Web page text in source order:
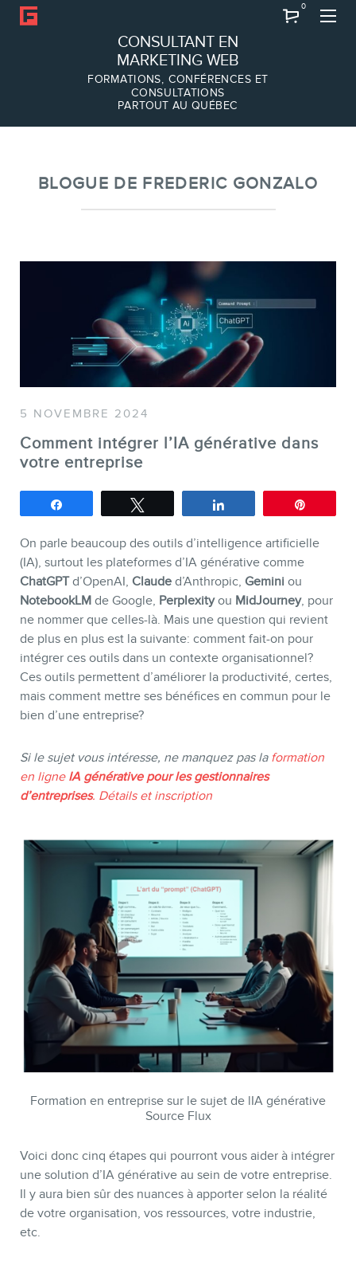
CONSULTANT EN
MARKETING WEB
FORMATIONS, CONFÉRENCES ET
CONSULTATIONS
PARTOUT AU QUÉBEC
0
À PROPOS
Équipe
SERVICES
Conférences
Formations marketing en
Formations marketing de
Consultations
Audits web (SEO) et IA
Ebooks
BOUTIQUE
BLOGUE
BLOGUE DE FREDERIC GONZALO
5 NOVEMBRE 2024
Comment intégrer l’IA générative dans
votre entreprise
On parle beaucoup des outils d’intelligence artificielle
(IA), surtout les plateformes d’IA générative comme
ChatGPTd’OpenAI, Claude d’Anthropic, Gemini ou
NotebookLM de Google, Perplexityou MidJourney, pour
ne nommer que celles-là. Mais une question qui revient
de plus en plus est la suivante: comment fait-on pour
intégrer ces outils dans un contexte organisationnel?
Ces outils permettent d’améliorer la productivité, certes,
mais comment mettre ses bénéfices en commun pour le
bien d’une entreprise?
Si le sujet vous intéresse, ne manquez pas la formation
en ligne IA générative pour les gestionnaires
d’entreprises. Détails et inscription
Formation en entreprise sur le sujet de lIA générative
Source Flux
Voici donc cinq étapes qui pourront vous aider à intégrer
une solution d’IA générative au sein de votre entreprise.
Il y aura bien sûr des nuances à apporter selon la réalité
de votre organisation, vos ressources, votre industrie,
etc.